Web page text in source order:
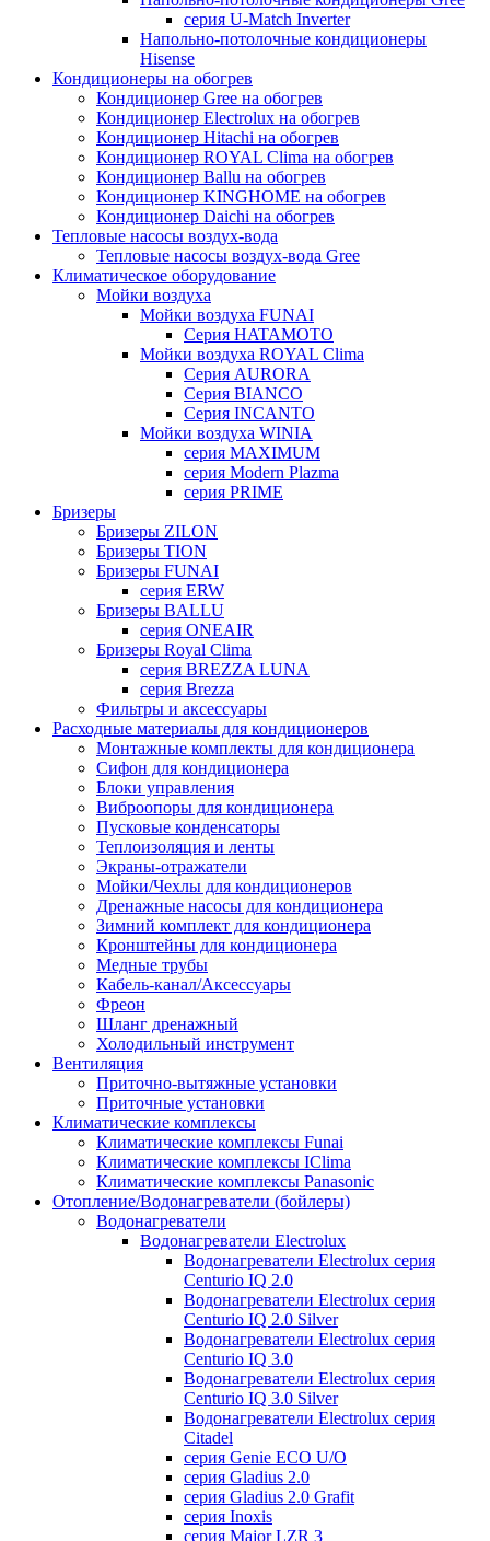
серия U-Match Inverter
Напольно-потолочные кондиционеры
Hisense
Кондиционеры на обогрев
Кондиционер Gree на обогрев
Кондиционер Electrolux на обогрев
Кондиционер Hitachi на обогрев
Кондиционер ROYAL Clima на обогрев
Кондиционер Ballu на обогрев
Кондиционер KINGHOME на обогрев
Кондиционер Daichi на обогрев
Тепловые насосы воздух-вода
Тепловые насосы воздух-вода Gree
Климатическое оборудование
Мойки воздуха
Мойки воздуха FUNAI
Серия HATAMOTO
Мойки воздуха ROYAL Clima
Серия AURORA
Серия BIANCO
Серия INCANTO
Мойки воздуха WINIA
серия MAXIMUM
серия Modern Plazma
серия PRIME
Бризеры
Бризеры ZILON
Бризеры TION
Бризеры FUNAI
серия ERW
Бризеры BALLU
серия ONEAIR
Бризеры Royal Clima
серия BREZZA LUNA
серия Brezza
Фильтры и аксессуары
Расходные материалы для кондиционеров
Монтажные комплекты для кондиционера
Сифон для кондиционера
Блоки управления
Виброопоры для кондиционера
Пусковые конденсаторы
Теплоизоляция и ленты
Экраны-отражатели
Мойки/Чехлы для кондиционеров
Дренажные насосы для кондиционера
Зимний комплект для кондиционера
Кронштейны для кондиционера
Медные трубы
Кабель-канал/Аксессуары
Фреон
Шланг дренажный
Холодильный инструмент
Вентиляция
Приточно-вытяжные установки
Приточные установки
Климатические комплексы
Климатические комплексы Funai
Климатические комплексы IClima
Климатические комплексы Panasonic
Отопление/Водонагреватели (бойлеры)
Водонагреватели
Водонагреватели Electrolux
Водонагреватели Electrolux серия
Centurio IQ 2.0
Водонагреватели Electrolux серия
Centurio IQ 2.0 Silver
Водонагреватели Electrolux серия
Centurio IQ 3.0
Водонагреватели Electrolux серия
Centurio IQ 3.0 Silver
Водонагреватели Electrolux серия
Citadel
серия Genie ECO U/О
серия Gladius 2.0
серия Gladius 2.0 Grafit
серия Inoxis
серия Major LZR 3